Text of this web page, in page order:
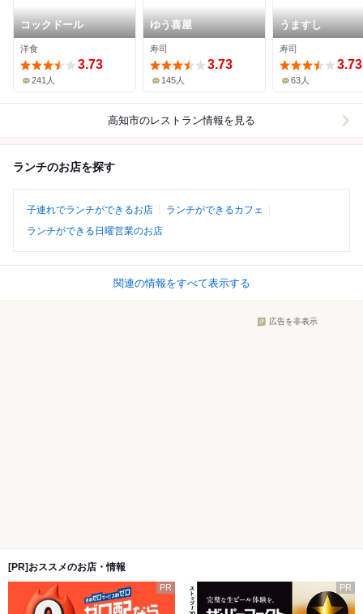
コックドール
洋食
3.73
241人
ゆう喜屋
寿司
3.73
145人
うますし
寿司
3.73
63人
高知市のレストラン情報を見る
ランチのお店を探す
子連れでランチができるお店
ランチができるカフェ
ランチができる日曜営業のお店
関連の情報をすべて表示する
広告を非表示
[PR]おススメのお店・情報
PR PR